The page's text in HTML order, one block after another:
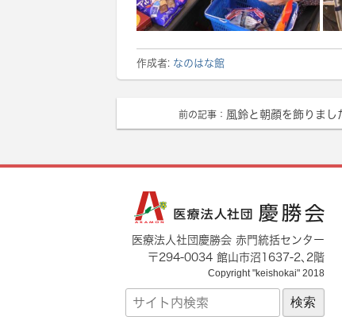
作成者: なのはな館
前の記事： 風鈴と朝顔を飾りまし
医療法人社団慶勝会 赤門統括センター
〒294-0034 館山市沼1637-2､2階
Copyright "keishokai" 2018
サ
ト